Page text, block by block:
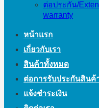
ต่อประกัน/
warranty
หน้าแรก
เกี่ยวกับเรา
สินค้าทั้งหมด
ต่อการรับประกันสินค้า
แจ้งชำระเงิน